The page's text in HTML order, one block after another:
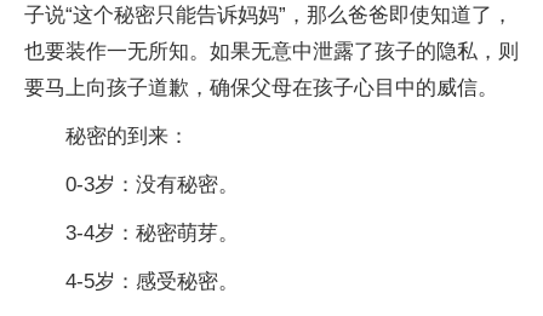
子说“这个秘密只能告诉妈妈”，那么爸爸即使知道了，
也要装作一无所知。如果无意中泄露了孩子的隐私，则
要马上向孩子道歉，确保父母在孩子心目中的威信。
秘密的到来：
0-3岁：没有秘密。
3-4岁：秘密萌芽。
4-5岁：感受秘密。